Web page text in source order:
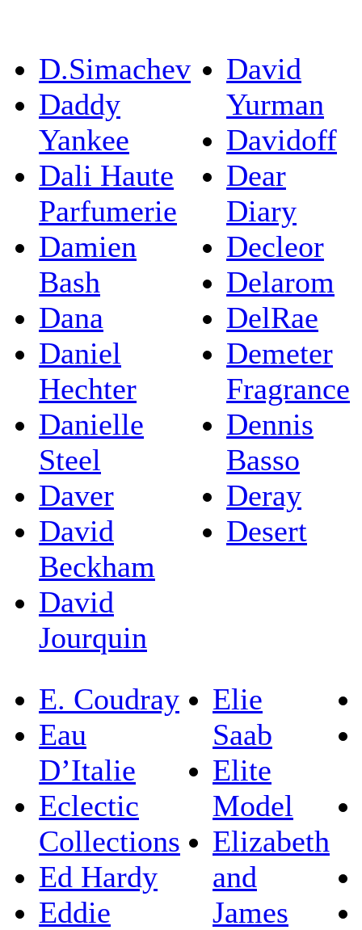
D.Simachev
Daddy
Yankee
Dali Haute
Parfumerie
Damien
Bash
Dana
Daniel
Hechter
Danielle
Steel
Daver
David
Beckham
David
Jourquin
David
Yurman
Davidoff
Dear
Diary
Decleor
Delarom
DelRae
Demeter
Fragrance
Dennis
Basso
Deray
Desert
E. Coudray
Eau
D’Italie
Eclectic
Collections
Ed Hardy
Eddie
Elie
Saab
Elite
Model
Elizabeth
and
James